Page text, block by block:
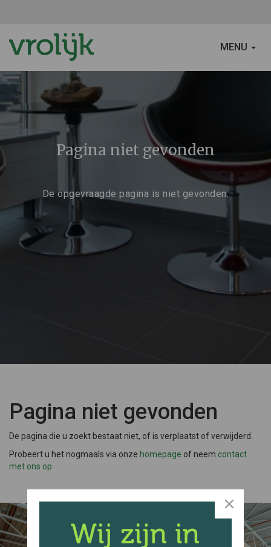
SCHAKEL
MENU
Pagina niet gevonden
De opgevraagde pagina is niet gevonden.
Pagina niet gevonden
De pagina die u zoekt bestaat niet, of is verplaatst of verwijderd.
Probeert u het nogmaals via onze homepage of neem contact
met ons op